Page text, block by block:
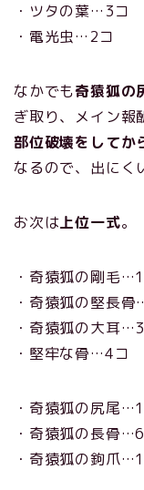
・ツタの葉…3コ
・電光虫…2コ
なかでも奇猿狐の
ぎ取り、メイン報
部位破壊をしてか
なるので、出にく
お次は上位一式。
・奇猿狐の剛毛
・奇猿狐の堅長
・奇猿狐の大耳
・堅牢な骨…4コ
・奇猿狐の尻尾
・奇猿狐の長骨
・奇猿狐の鉤爪